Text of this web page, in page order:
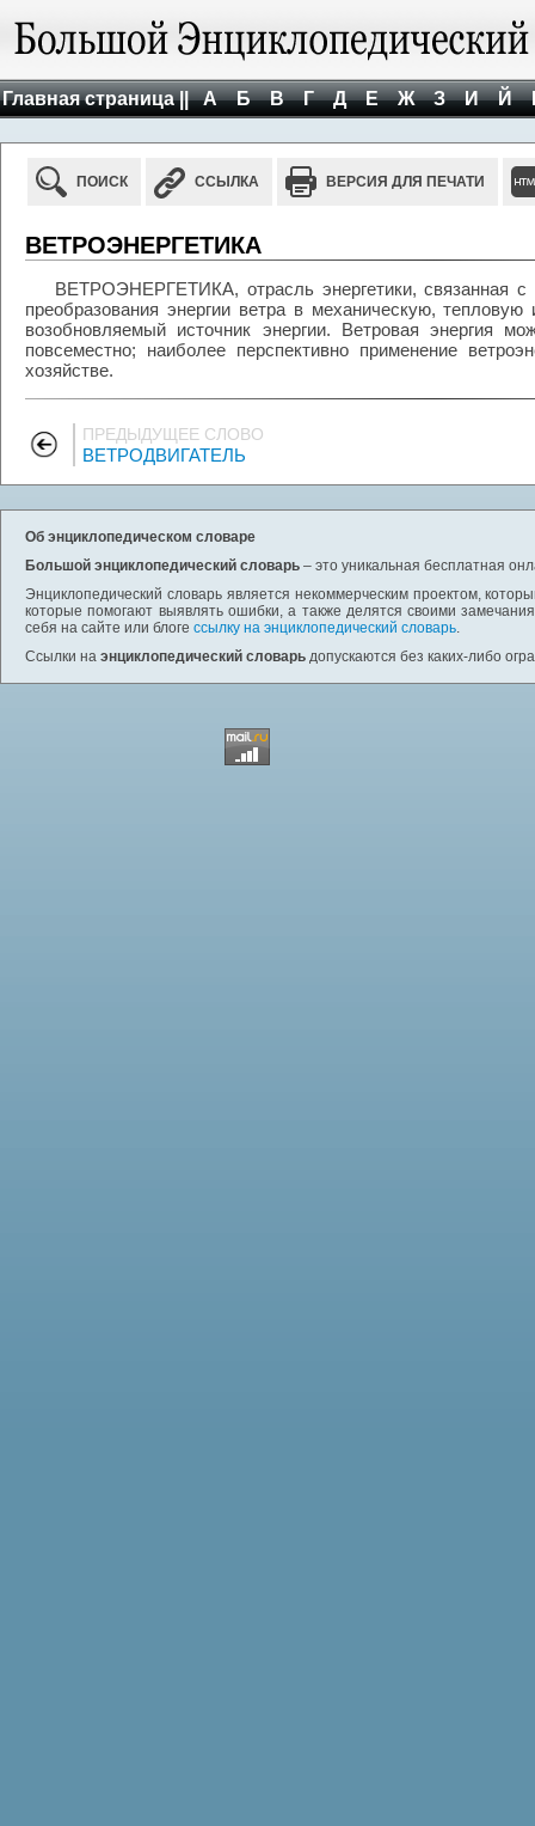
Главная страница || А Б В Г Д Е Ж З И Й
ПОИСК ССЫЛКА ВЕРСИЯ ДЛЯ ПЕЧАТИ
ВЕТРОЭНЕРГЕТИКА
ВЕТРОЭНЕРГЕТИКА, отрасль энергетики, связанная с
преобразования энергии ветра в механическую,
возобновляемый источник энергии. Ветровая энергия
повсеместно; наиболее перспективно применение
хозяйстве.
ПРЕДЫДУЩЕЕ СЛОВО
ВЕТРОДВИГАТЕЛЬ
Об энциклопедическом словаре
Большой энциклопедический словарь – это уникальная бесплатная
Энциклопедический словарь является некоммерческим проектом,
которые помогают выявлять ошибки, а также делятся своими
себя на сайте или блоге ссылку на энциклопедический словарь.
Ссылки на энциклопедический словарь допускаются без каких-либо